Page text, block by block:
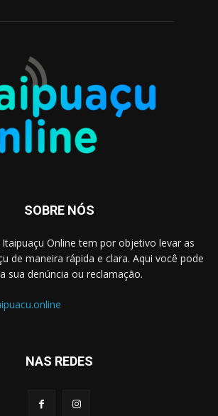
SOBRE NÓS
Online tem por objetivo levar as
de maneira rápida e clara. Aqui você pode
sua denúncia ou reclamação.
NAS REDES